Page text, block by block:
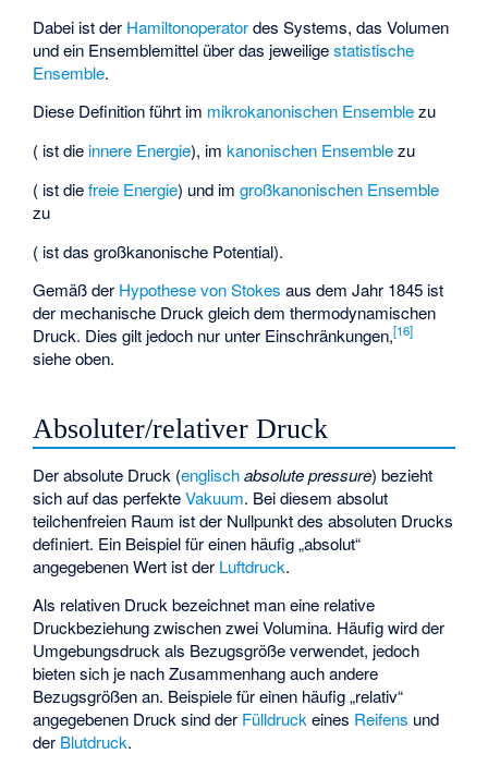
Dabei istder Hamiltonoperatordes Systems,das Volumen
undein Ensemblemittel über das jeweiligestatistische
Ensemble.
Diese Definition führt im mikrokanonischen Ensemblezu
( ist die innere Energie), imkanonischen Ensemblezu
( ist diefreie Energie) und imgroßkanonischen Ensemble
zu
( ist das großkanonische Potential).
Gemäß der Hypothese von Stokes aus dem Jahr 1845 ist
der mechanische Druck gleich dem thermodynamischen
Druck. Dies gilt jedoch nur unter Einschränkungen,[16]
siehe oben.
Absoluter/relativer Druck
Der absolute Druck (englisch absolute pressure) bezieht
sich auf das perfekteVakuum. Bei diesem absolut
teilchenfreien Raum ist der Nullpunkt des absoluten Drucks
definiert. Ein Beispiel für einen häufig „absolut“
angegebenen Wert ist der Luftdruck.
Als relativen Druck bezeichnet man eine relative
Druckbeziehung zwischen zwei Volumina. Häufig wird der
Umgebungsdruck als Bezugsgröße verwendet, jedoch
bieten sich je nach Zusammenhang auch andere
Bezugsgrößen an. Beispiele für einen häufig „relativ“
angegebenen Druck sind der Fülldruck eines Reifens und
der Blutdruck.